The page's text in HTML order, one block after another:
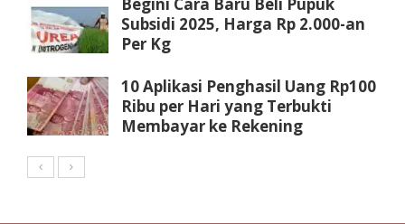
Subsidi 2025, Harga Rp 2.000-an
Per Kg
10 Aplikasi Penghasil Uang Rp100
Ribu per Hari yang Terbukti
Membayar ke Rekening